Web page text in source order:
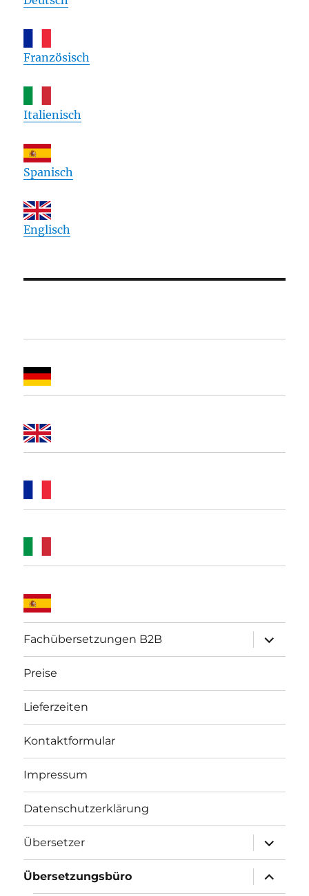
Französisch
Italienisch
Spanisch
Englisch
Fachübersetzungen B2B
öffnen
Preise
Lieferzeiten
Kontaktformular
Impressum
Datenschutzerklärung
Übersetzer
öffnen
Übersetzungsbüro
öffnen